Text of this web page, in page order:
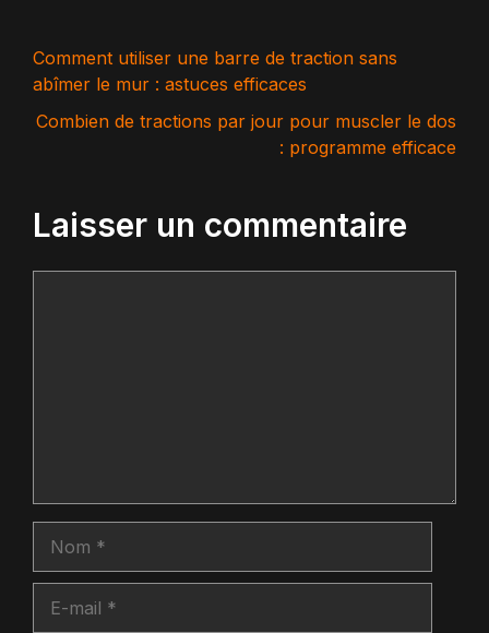
Comment utiliser une barre de traction sans
abîmer le mur : astuces efficaces
Combien de tractions par jour pour muscler le dos
: programme efficace
Laisser un commentaire
mail